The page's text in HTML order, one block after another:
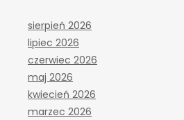
sierpień 2026
lipiec 2026
czerwiec 2026
maj 2026
kwiecień 2026
marzec 2026